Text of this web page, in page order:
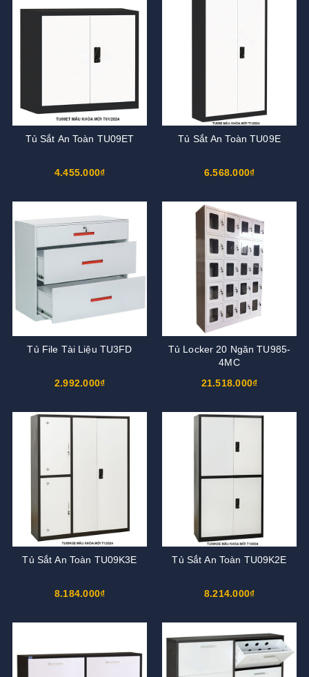
Tủ Sắt An Toàn TU09ET
4.455.000₫
Tủ Sắt An Toàn TU09E
6.568.000₫
Tủ File Tài Liệu TU3FD
2.992.000₫
Tủ Locker 20 Ngăn TU985-
4MC
21.518.000₫
Tủ Sắt An Toàn TU09K3E
8.184.000₫
Tủ Sắt An Toàn TU09K2E
8.214.000₫